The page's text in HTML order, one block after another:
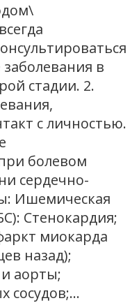
в
стадии. 2.
с личностью.
болевом
сердечно-
Ишемическая
Стенокардия;
миокарда
назад);
аорты;
сосудов;…